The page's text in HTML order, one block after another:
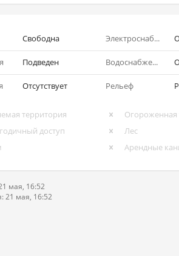
Свободна Электроснабжение
Подведен Водоснабжение
Отсутствует Рельеф
территория
Огороженная
доступ
Лес
Арендные
мая, 16:52
21 мая, 16:52